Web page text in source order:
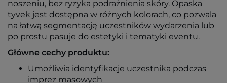
noszeniu, bez ryzyka podrażnienia skóry. Opaska
tyvek jest dostępna w różnych kolorach, co pozwala
na łatwą segmentację uczestników wydarzenia lub
po prostu pasuje do estetyki i tematyki eventu.
Główne cechy produktu:
Umożliwia identyfikacje uczestnika podczas
imprez masowych